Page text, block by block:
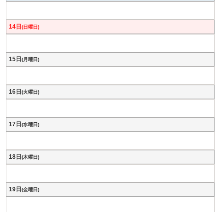
14日 (日曜日)
15日 (月曜日)
16日 (火曜日)
17日 (水曜日)
18日 (木曜日)
19日 (金曜日)